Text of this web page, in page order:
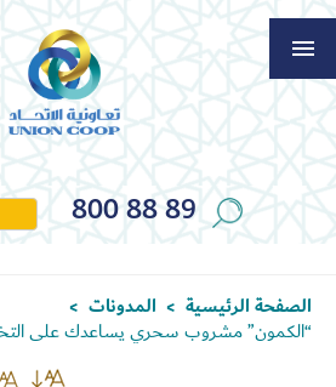
800 88 89
الصفحة الرئيسية > المدونات >
“الكمون” مشروب سحري يساعدك على